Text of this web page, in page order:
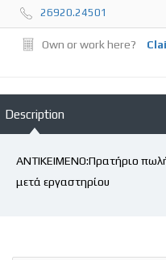
26920.24501
Own or work here?
Description
ΑΝΤΙΚΕΙΜΕΝΟ:Πρατήριο
μετά εργαστηρίου